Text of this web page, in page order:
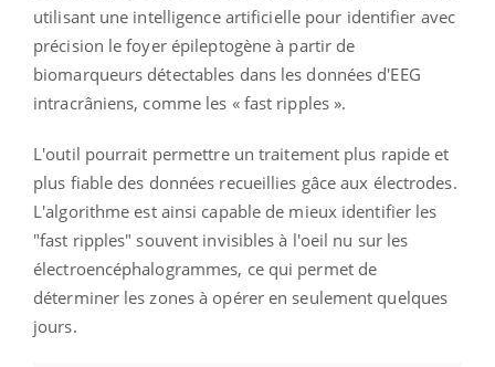
utilisant une intelligence artificielle pour identifier avec
précision le foyer épileptogène à partir de
biomarqueurs détectables dans les données d'EEG
intracrâniens, comme les « fast ripples ».
L'outil pourrait permettre un traitement plus rapide et
plus fiable des données recueillies gâce aux électrodes.
L'algorithme est ainsi capable de mieux identifier les
"fast ripples" souvent invisibles à l'oeil nu sur les
électroencéphalogrammes, ce qui permet de
déterminer les zones à opérer en seulement quelques
jours.